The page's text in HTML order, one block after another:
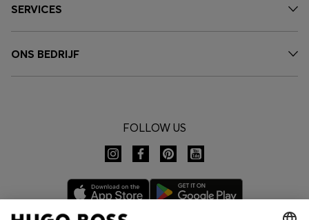
SERVICES
ONS BEDRIJF
FOLLOW US